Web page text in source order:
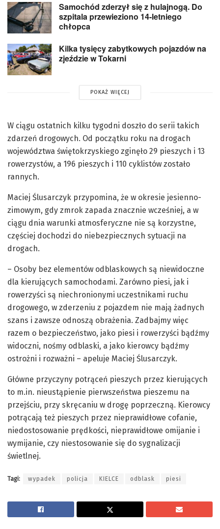
Samochód zderzył się z hulajnogą. Do
szpitala przewieziono 14-letniego
chłopca
Kilka tysięcy zabytkowych pojazdów na
zjeździe w Tokarni
POKAŻ WIĘCEJ
W ciągu ostatnich kilku tygodni doszło do serii takich
zdarzeń drogowych. Od początku roku na drogach
województwa świętokrzyskiego zginęło 29 pieszych i 13
rowerzystów, a 196 pieszych i 110 cyklistów zostało
rannych.
Maciej Ślusarczyk przypomina, że w okresie jesienno-
zimowym, gdy zmrok zapada znacznie wcześniej, a w
ciągu dnia warunki atmosferyczne nie są korzystne,
częściej dochodzi do niebezpiecznych sytuacji na
drogach.
– Osoby bez elementów odblaskowych są niewidoczne
dla kierujących samochodami. Zarówno piesi, jak i
rowerzyści są niechronionymi uczestnikami ruchu
drogowego, w zderzeniu z pojazdem nie mają żadnych
szans i zawsze odnoszą obrażenia. Zadbajmy więc
razem o bezpieczeństwo, jako piesi i rowerzyści bądźmy
widoczni, nośmy odblaski, a jako kierowcy bądźmy
ostrożni i rozważni – apeluje Maciej Ślusarczyk.
Główne przyczyny potrąceń pieszych przez kierujących
to m.in. nieustąpienie pierwszeństwa pieszemu na
przejściu, przy skręcaniu w drogę poprzeczną. Kierowcy
potrącają też pieszych przez nieprawidłowe cofanie,
niedostosowanie prędkości, nieprawidłowe omijanie i
wymijanie, czy niestosowanie się do sygnalizacji
świetlnej.
Tagi: wypadek policja KIELCE odblask piesi